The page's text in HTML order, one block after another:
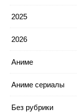
2025
2026
Аниме
Аниме сериалы
Без рубрики